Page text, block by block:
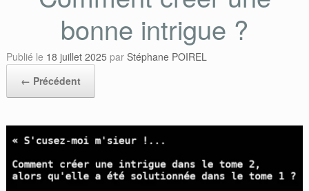
bonne intrigue ?
Publié le 18 juillet 2025 par Stéphane POIREL
← Précédent